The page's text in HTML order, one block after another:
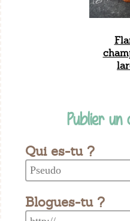
Publier un
Qui es-tu ?
Blogues-tu ?